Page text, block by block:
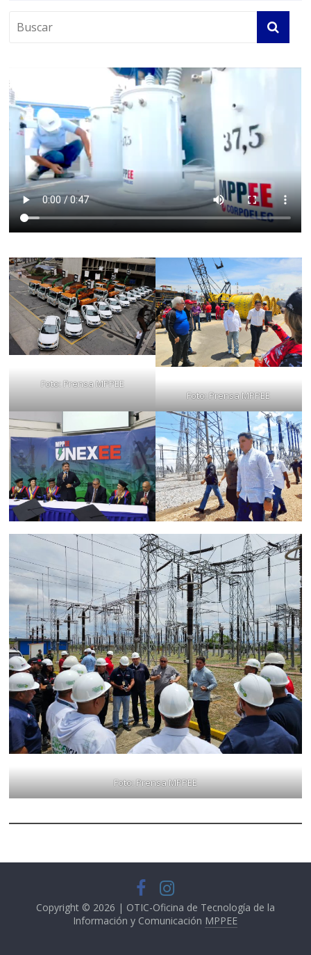
Foto: Prensa MPPEE
Foto: Prensa MPPEE
Foto: Prensa MPPEE
Copyright © 2026 | OTIC-Oficina de Tecnología de la
Información y Comunicación MPPEE